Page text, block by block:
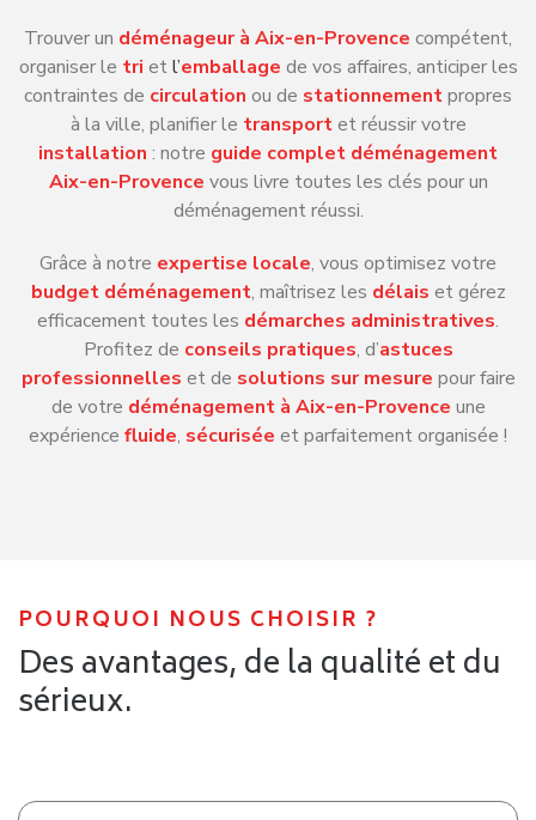
Trouver un déménageur à Aix-en-Provence compétent,
organiser le tri etl’emballage de vos affaires, anticiper les
contraintes de circulation ou de stationnementpropres
à la ville, planifier le transportet réussir votre
installation : notre guide complet déménagement
Aix-en-Provence vous livre toutes les clés pour un
déménagement réussi.
Grâce à notre expertise locale, vous optimisez votre
budget déménagement, maîtrisez les délais et gérez
efficacement toutes les démarches administratives.
Profitez de conseils pratiques, d’astuces
professionnelles et de solutions sur mesure pour faire
de votre déménagement à Aix-en-Provence une
expérience fluide, sécurisée et parfaitement organisée !
POURQUOI NOUS CHOISIR ?
Des avantages, de la qualité et du
sérieux.